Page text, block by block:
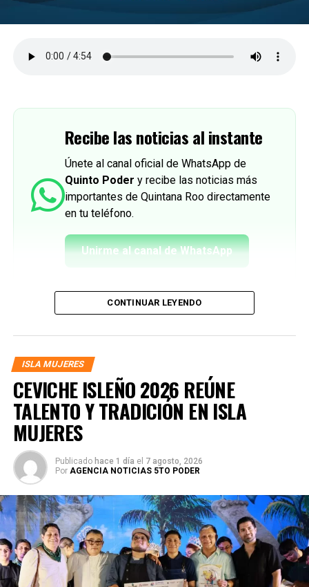
Recibe las noticias al instante
Únete al canal oficial de WhatsApp de
Quinto Poder y recibe las noticias más
importantes de Quintana Roo directamente
en tu teléfono.
Unirme al canal de WhatsApp
CONTINUAR LEYENDO
ISLA MUJERES
CEVICHE ISLEÑO 2026 REÚNE
TALENTO Y TRADICIÓN EN ISLA
MUJERES
Publicado hace 1 día el 7 agosto, 2026
Por AGENCIA NOTICIAS 5TO PODER